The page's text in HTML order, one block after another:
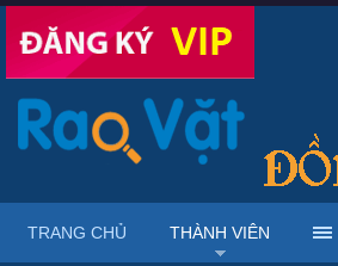
TRANG CHỦ THÀNH VIÊN